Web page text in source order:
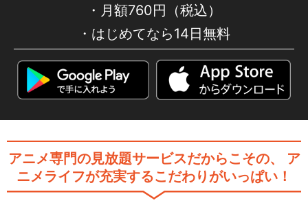
劇場版 銀魂 新訳紅桜篇
劇場版銀魂 完結篇 万事屋よ永
遠なれ
月額760円（税込）
はじめてなら14日無料
アニメ専門の見放題サービスだからこその、
ア
ニメライフが充実するこだわりがいっぱい！